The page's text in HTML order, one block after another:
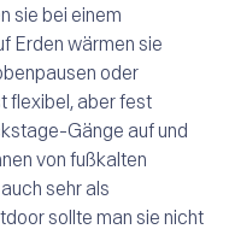
sie bei einem
Erden wärmen sie
oder
flexibel, aber fest
Gänge auf und
von fußkalten
sehr als
sollte man sie nicht